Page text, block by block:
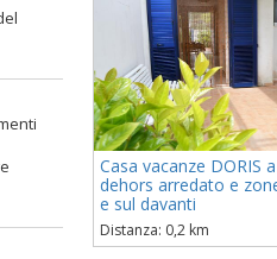
Casa vacanze DORIS
dehors arredato e
e sul davanti
Distanza: 0,2 km